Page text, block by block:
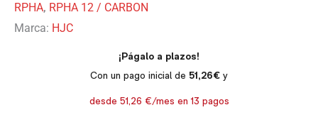
RPHA, RPHA 12 / CARBON
Marca: HJC